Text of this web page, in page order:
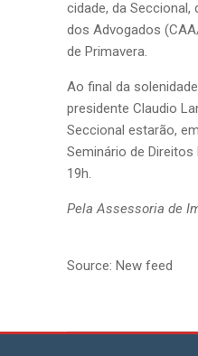
cidade, da Seccional,
dos Advogados
de Primavera.
Ao final da
presidente Claudio
Seccional estarão,
Seminário de
19h.
Pela Assessoria de
Source: New feed